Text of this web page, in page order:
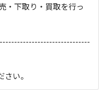
・下取り・買取を行っ
い。